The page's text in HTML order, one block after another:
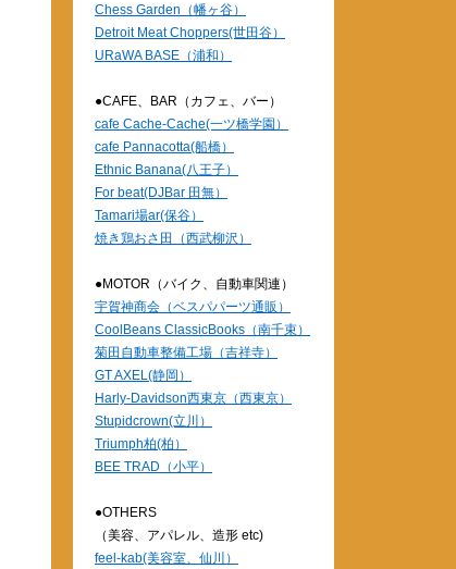
Chess Garden（幡ヶ谷）
Detroit Meat Choppers(世田谷）
URaWA BASE（浦和）
●CAFE、BAR（カフェ、バー）
cafe Cache-Cache(一ツ橋学園）
cafe Pannacotta(船橋）
Ethnic Banana(八王子）
For beat(DJBar 田無）
Tamari場ar(保谷）
焼き鶏おさ田（西武柳沢）
●MOTOR（バイク、自動車関連）
宇賀神商会（ベスパパーツ通販）
CoolBeans ClassicBooks（南千束）
菊田自動車整備工場（吉祥寺）
GT AXEL(静岡）
Harly-Davidson西東京（西東京）
Stupidcrown(立川）
Triumph柏(柏）
BEE TRAD（小平）
●OTHERS
（美容、アパレル、造形 etc)
feel-kab(美容室、仙川）